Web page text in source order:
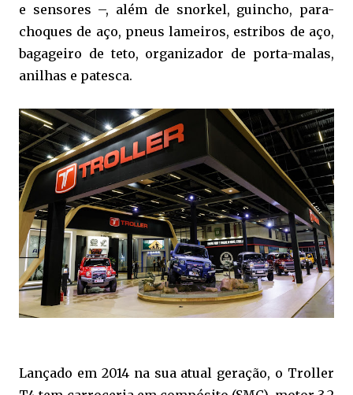
e sensores –, além de snorkel, guincho, para-
choques de aço, pneus lameiros, estribos de aço,
bagageiro de teto, organizador de porta-malas,
anilhas e patesca.
Lançado em 2014 na sua atual geração, o Troller